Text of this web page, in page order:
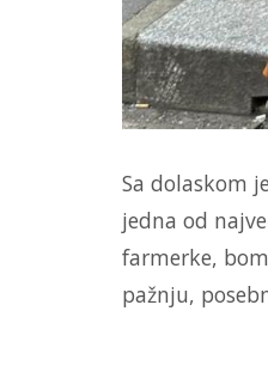
Sa dolaskom
jedna od
farmerke,
pažnju,